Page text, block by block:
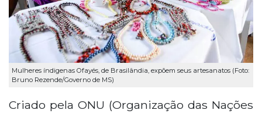
Mulheres índigenas Ofayés, de Brasilândia, expõem seus artesanatos (Foto:
Bruno Rezende/Governo de MS)
Criado pela ONU (Organização das Nações